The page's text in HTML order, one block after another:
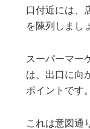
口付近には、
を陳列しまし
スーパーマー
は、出口に向
ポイントです。
これは意図通